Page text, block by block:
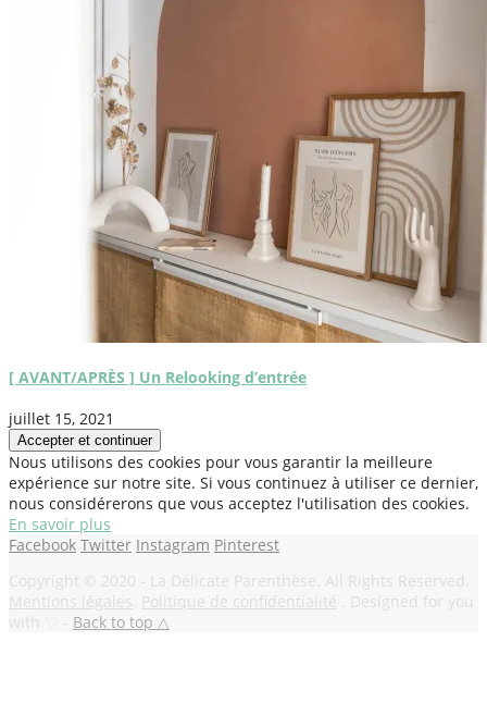
[ AVANT/APRÈS ] Un Relooking d’entrée
juillet 15, 2021
Nous utilisons des cookies pour vous garantir la meilleure
expérience sur notre site. Si vous continuez à utiliser ce dernier,
nous considérerons que vous acceptez l'utilisation des cookies.
En savoir plus
Facebook Twitter Instagram Pinterest
Copyright © 2020 - La Délicate Parenthèse. All Rights Reserved.
Mentions légales Politique de confidentialité . Designed for you
with ♡ - Back to top △